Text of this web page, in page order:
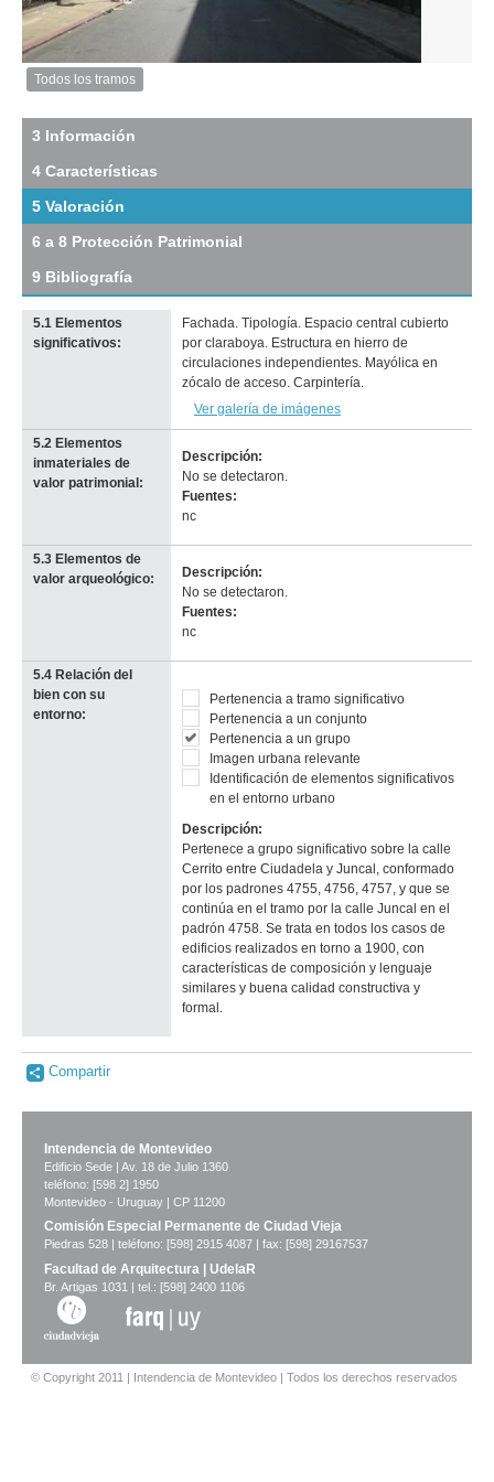
Inventario 2010
padrón 4755
Descarga tamaño original
Anterior Pausa Siguiente
Imagen
tramo:
(Ce
14)
Descargar
original
Todos los tramos
3 Información
4 Características
5 Valoración
6 a 8 Protección Patrimonial
9 Bibliografía
5.1 Elementos
significativos:
Fachada. Tipología. Espacio central cubierto
por claraboya. Estructura en hierro de
circulaciones independientes. Mayólica en
zócalo de acceso. Carpintería.
Ver galería de imágenes
Elementos significativos
padrón 4755
Descarga tamaño original
Anterior
Pausa Siguiente
5.2 Elementos
inmateriales de
valor patrimonial:
Descripción:
No se detectaron.
Fuentes:
nc
5.3 Elementos de
valor arqueológico:
Descripción:
No se detectaron.
Fuentes:
nc
5.4 Relación del
bien con su
entorno:
Pertenencia a tramo significativo
Pertenencia a un conjunto
Pertenencia a un grupo
Imagen urbana relevante
Identificación de elementos significativos
en el entorno urbano
Descripción:
Pertenece a grupo significativo sobre la calle
Cerrito entre Ciudadela y Juncal, conformado
por los padrones 4755, 4756, 4757, y que se
continúa en el tramo por la calle Juncal en el
padrón 4758. Se trata en todos los casos de
edificios realizados en torno a 1900, con
características de composición y lenguaje
similares y buena calidad constructiva y
formal.
Compartir
Intendencia de Montevideo
Edificio Sede | Av. 18 de Julio 1360
teléfono: [598 2] 1950
Montevideo - Uruguay | CP 11200
Comisión Especial Permanente de Ciudad Vieja
Piedras 528 | teléfono: [598] 2915 4087 | fax: [598] 29167537
Facultad de Arquitectura | UdelaR
Br. Artigas 1031 | tel.: [598] 2400 1106
© Copyright 2011 | Intendencia de Montevideo | Todos los derechos reservados